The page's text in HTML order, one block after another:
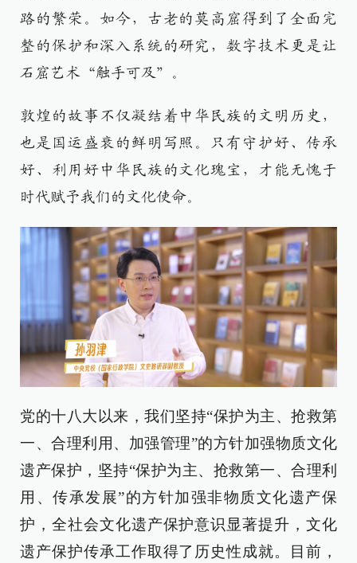
路的繁荣。如今，古老的莫高窟得到了全面完
整的保护和深入系统的研究，数字技术更是让
石窟艺术“触手可及”。
敦煌的故事不仅凝结着中华民族的文明历史，
也是国运盛衰的鲜明写照。只有守护好、传承
好、利用好中华民族的文化瑰宝，才能无愧于
时代赋予我们的文化使命。
党的十八大以来，我们坚持“保护为主、抢救第
一、合理利用、加强管理”的方针加强物质文化
遗产保护，坚持“保护为主、抢救第一、合理利
用、传承发展”的方针加强非物质文化遗产保
护，全社会文化遗产保护意识显著提升，文化
遗产保护传承工作取得了历史性成就。目前，